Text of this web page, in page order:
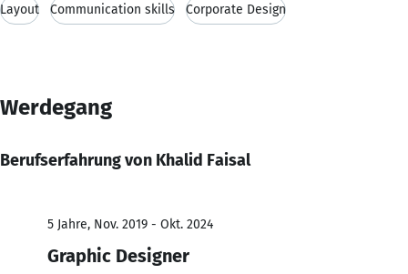
Layout Communication skills Corporate Design
Werdegang
Berufserfahrung von Khalid Faisal
5 Jahre, Nov. 2019 - Okt. 2024
Graphic Designer